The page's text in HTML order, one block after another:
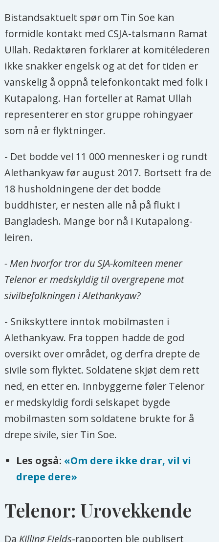
Bistandsaktuelt spør om Tin Soe kan
formidle kontakt med CSJA-talsmann Ramat
Ullah. Redaktøren forklarer at komitélederen
ikke snakker engelsk og at det for tiden er
vanskelig å oppnå telefonkontakt med folk i
Kutapalong. Han forteller at Ramat Ullah
representerer en stor gruppe rohingyaer
som nå er flyktninger.
- Det bodde vel 11 000 mennesker i og rundt
Alethankyaw før august 2017. Bortsett fra de
18 husholdningene der det bodde
buddhister, er nesten alle nå på flukt i
Bangladesh. Mange bor nå i Kutapalong-
leiren.
- Men hvorfor tror du SJA-komiteen mener
Telenor er medskyldig til overgrepene mot
sivilbefolkningen i Alethankyaw?
- Snikskyttere inntok mobilmasten i
Alethankyaw. Fra toppen hadde de god
oversikt over området, og derfra drepte de
sivile som flyktet. Soldatene skjøt dem rett
ned, en etter en. Innbyggerne føler Telenor
er medskyldig fordi selskapet bygde
mobilmasten som soldatene brukte for å
drepe sivile, sier Tin Soe.
Les også: «Om dere ikke drar, vil vi
drepe dere»
Telenor: Urovekkende
Da Killing Fields-rapporten ble publisert